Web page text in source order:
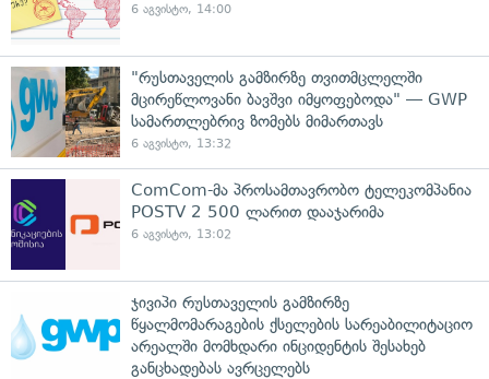
6 აგვისტო, 14:00
"რუსთაველის გამზირზე თვითმცლელში
მცირეწლოვანი ბავშვი იმყოფებოდა" — GWP
სამართლებრივ ზომებს მიმართავს
6 აგვისტო, 13:32
ComCom-მა პროსამთავრობო ტელეკომპანია
POSTV 2 500 ლარით დააჯარიმა
6 აგვისტო, 13:02
ჯივიპი რუსთაველის გამზირზე
წყალმომარაგების ქსელების სარეაბილიტაციო
არეალში მომხდარი ინციდენტის შესახებ
განცხადებას ავრცელებს